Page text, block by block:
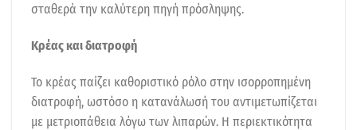
σταθερά την καλύτερη πηγή πρόσληψης.
Κρέας και διατροφή
Το κρέας παίζει καθοριστικό ρόλο στην ισορροπημένη
διατροφή, ωστόσο η κατανάλωσή του αντιμετωπίζεται
με μετριοπάθεια λόγω των λιπαρών. Η περιεκτικότητα